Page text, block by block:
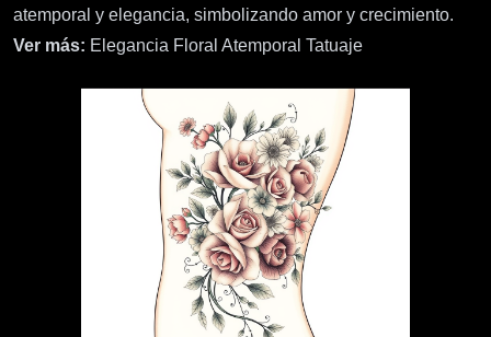
atemporal y elegancia, simbolizando amor y crecimiento.
Ver más: Elegancia Floral Atemporal Tatuaje